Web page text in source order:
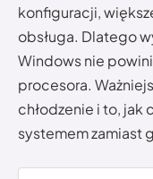
konfiguracji,
obsługa. Dlatego
Windows nie
procesora.
chłodzenie i to, jak
systemem zamiast